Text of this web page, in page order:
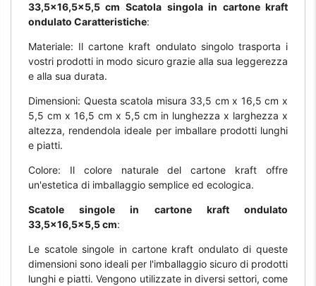
33,5x16,5x5,5 cm Scatola singola in cartone kraft
ondulato Caratteristiche:
Materiale: Il cartone kraft ondulato singolo trasporta i
vostri prodotti in modo sicuro grazie alla sua leggerezza
e alla sua durata.
Dimensioni: Questa scatola misura 33,5 cm x 16,5 cm x
5,5 cm x 16,5 cm x 5,5 cm in lunghezza x larghezza x
altezza, rendendola ideale per imballare prodotti lunghi
e piatti.
Colore: Il colore naturale del cartone kraft offre
un'estetica di imballaggio semplice ed ecologica.
Scatole singole in cartone kraft ondulato
33,5x16,5x5,5 cm:
Le scatole singole in cartone kraft ondulato di queste
dimensioni sono ideali per l'imballaggio sicuro di prodotti
lunghi e piatti. Vengono utilizzate in diversi settori, come